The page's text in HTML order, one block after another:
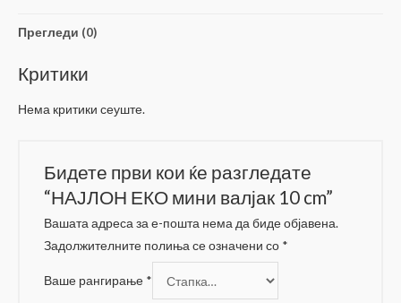
Прегледи (0)
Критики
Нема критики сеуште.
Бидете први кои ќе разгледате
“НАЈЛОН ЕКО мини валјак 10 cm”
Вашата адреса за е-пошта нема да биде објавена.
Задолжителните полиња се означени со *
Ваше рангирање *